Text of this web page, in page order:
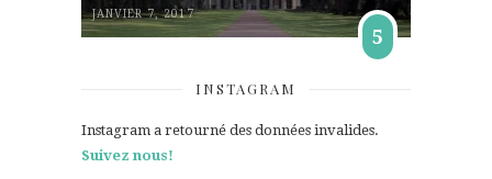
JANVIER 7, 2017
5
INSTAGRAM
Instagram a retourné des données invalides.
Suivez nous!